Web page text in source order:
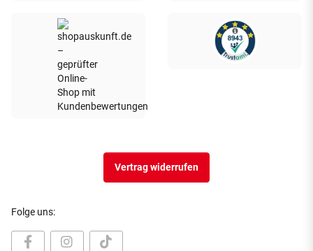
Vertrag widerrufen
Folge uns: